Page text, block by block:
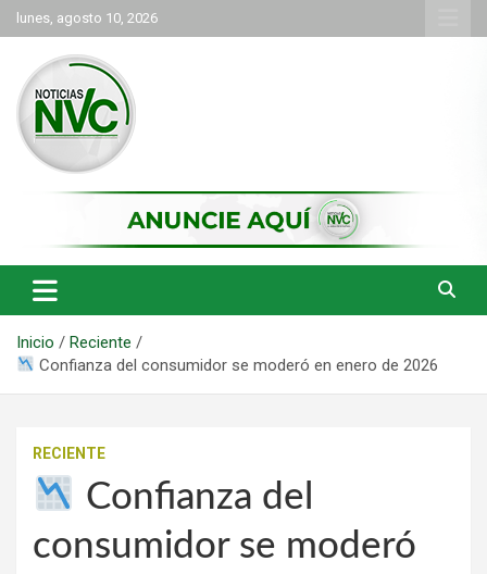
Saltar
al
contenido
lunes, agosto 10, 2026
NVC Noticias
Inicio
Reciente
Confianza del consumidor se moderó en enero de 2026
RECIENTE
Confianza del
consumidor se moderó